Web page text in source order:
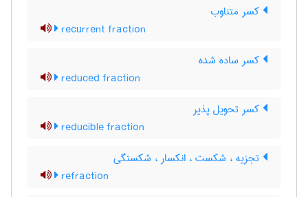
کسر متناوب
recurrent fraction
کسر ساده شده
reduced fraction
کسر تحویل پذیر
reducible fraction
تجزیه ، شکست ، انکسار ، شکستگی
refraction